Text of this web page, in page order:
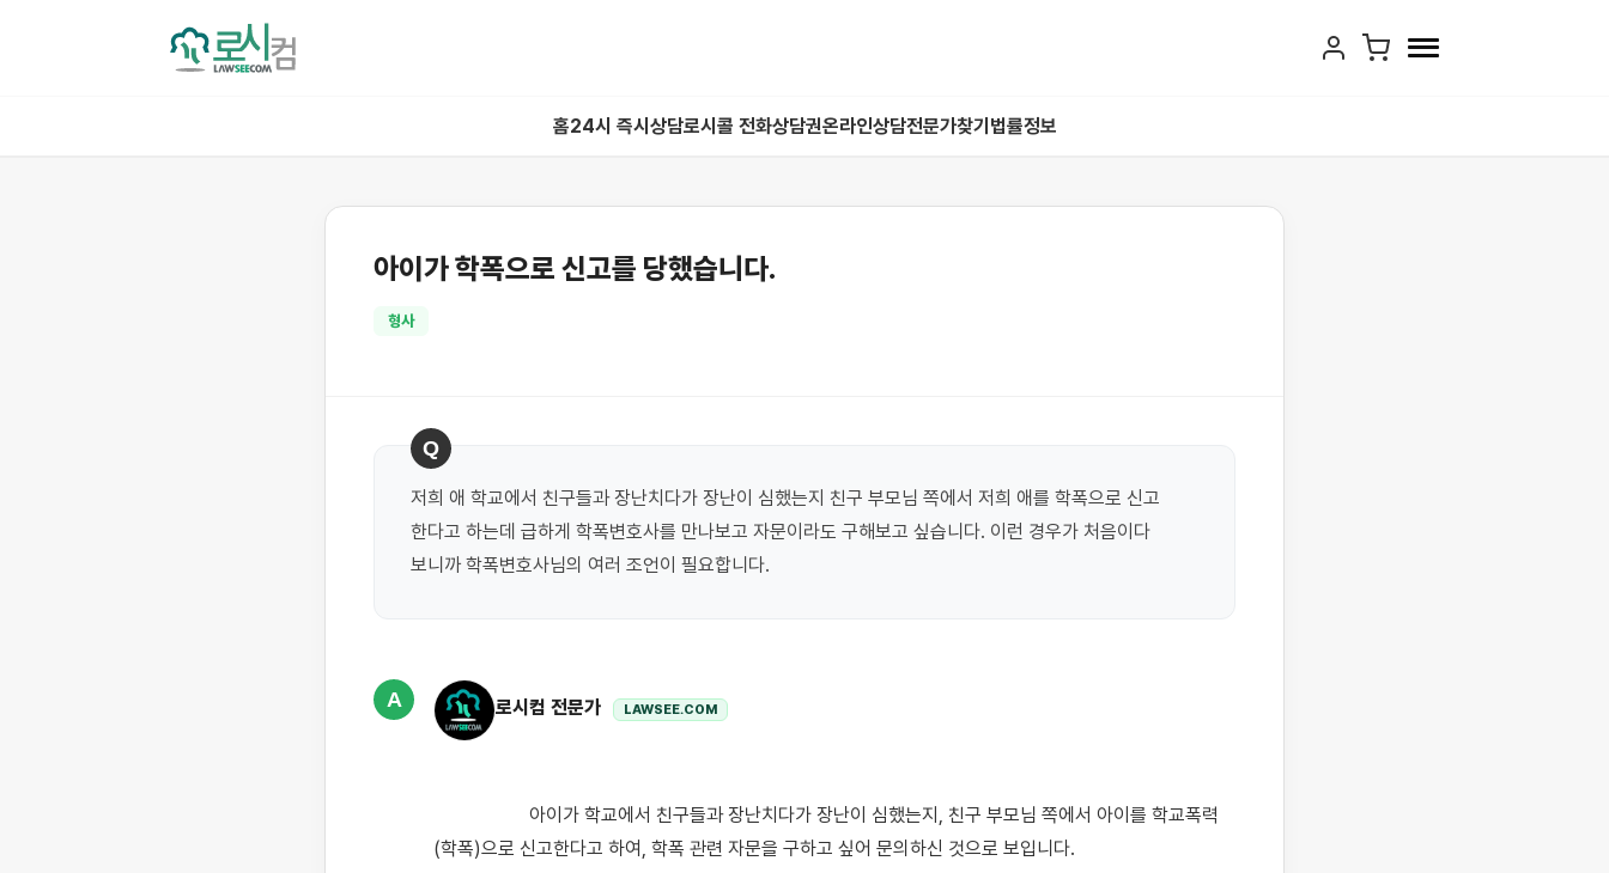
홈24시 즉시상담로시콜 전화상담권온라인상담전문가찾기 법률정보
아이가 학폭으로 신고를 당했습니다.
형사
Q
저희 애 학교에서 친구들과 장난치다가 장난이 심했는지 친구 부모님 쪽에서 저희 애를 학폭으로 신고
한다고 하는데 급하게 학폭변호사를 만나보고 자문이라도 구해보고 싶습니다. 이런 경우가 처음이다
A 로시컴 전문가 LAWSEE.COM
(학폭)으로 신고한다고 하여, 학폭 관련 자문을 구하고 싶어 문의하신 것으로 보입니다.